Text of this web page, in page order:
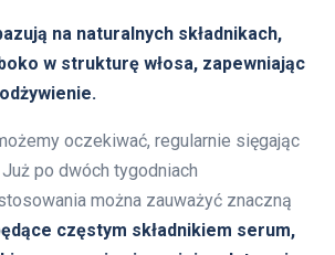
na naturalnych składnikach,
w strukturę włosa, zapewniając
oczekiwać, regularnie sięgając
po dwóch tygodniach
można zauważyć znaczną
częstym składnikiem serum,